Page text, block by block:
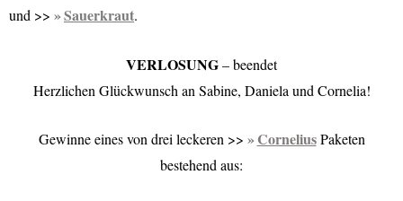
und >>
Sauerkraut.
VERLOSUNG– beendet
Herzlichen Glückwunsch an Sabine, Daniela und Cornelia!
Gewinne eines von drei leckeren >> CorneliusPaketen
bestehend aus: